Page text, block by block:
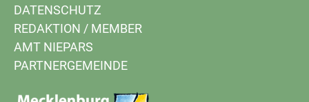
DATENSCHUTZ
REDAKTION / MEMBER
AMT NIEPARS
PARTNERGEMEINDE